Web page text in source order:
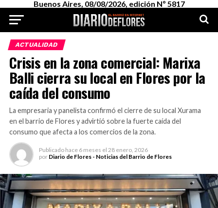
Buenos Aires, 08/08/2026, edición Nº 5817
ACTUALIDAD
Crisis en la zona comercial: Marixa
Balli cierra su local en Flores por la
caída del consumo
La empresaria y panelista confirmó el cierre de su local Xurama
en el barrio de Flores y advirtió sobre la fuerte caída del
consumo que afecta a los comercios de la zona.
Publicado hace 6 meses el 28 enero, 2026
por Diario de Flores - Noticias del Barrio de Flores